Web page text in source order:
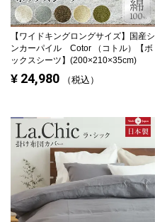
【ワイドキングロングサイズ】 国産シ
ンカーパイル Cotor （コトル）【ボ
ックスシーツ】(200×210×35cm)
¥ 24,980 税込